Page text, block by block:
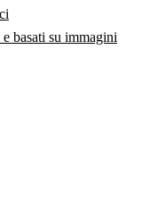
basati su immagini